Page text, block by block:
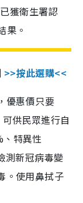
獲衛生署認
果。
>>按此選購<<
優惠價只要
供民眾進行自
特異性
測新冠病毒變
。使用鼻拭子